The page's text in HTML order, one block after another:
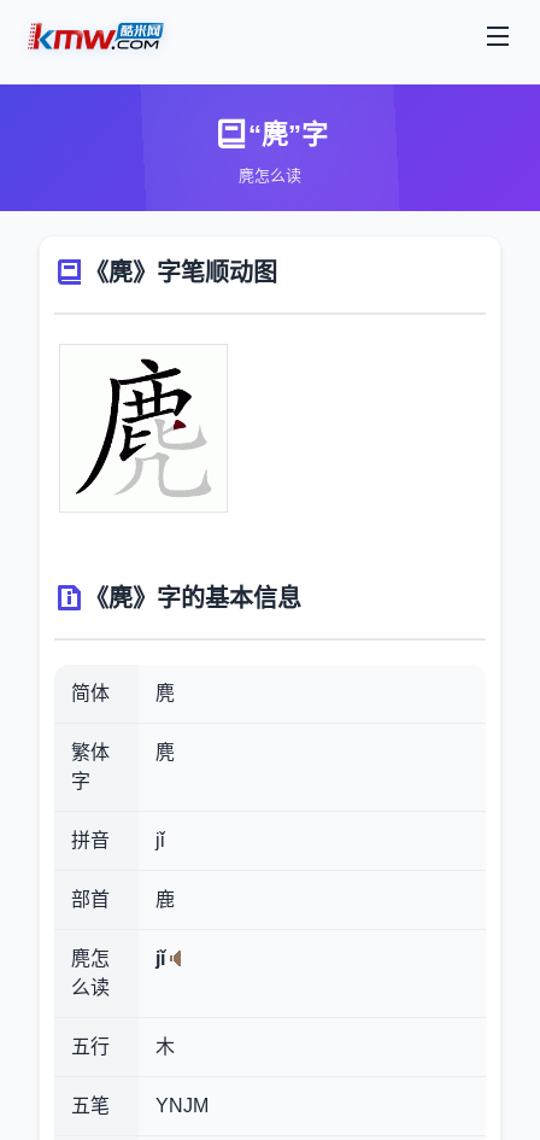
“麂”字
麂怎么读
《麂》字笔顺动图
《麂》字的基本信息
简体 麂
繁体
字
麂
拼音 jǐ
部首 鹿
麂怎
么读
jǐ
五行 木
五笔 YNJM